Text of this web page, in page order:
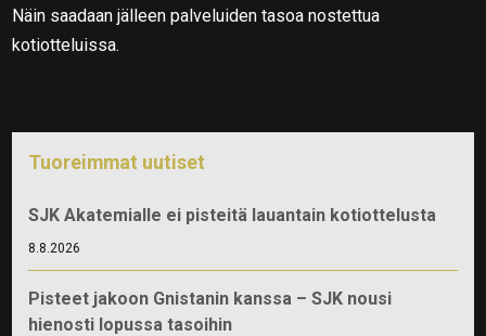
Näin saadaan jälleen palveluiden tasoa nostettua
kotiotteluissa.
Tuoreimmat uutiset
SJK Akatemialle ei pisteitä lauantain kotiottelusta
8.8.2026
Pisteet jakoon Gnistanin kanssa – SJK nousi
hienosti lopussa tasoihin